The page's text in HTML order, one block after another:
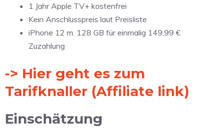
1 Jahr Apple TV+ kostenfrei
Kein Anschlusspreis laut Preisliste
iPhone 12 m. 128 GB für einmalig 149,99 €
Zuzahlung
-> Hier geht es zum
Tarifknaller (Affiliate link)
Einschätzung